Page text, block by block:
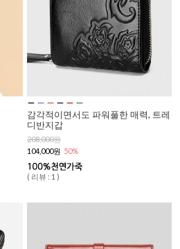
감각적이면서도 파워풀한 매력, 트레
디반지갑
208,000원
104,000원 50%
( 리뷰 : 1 )